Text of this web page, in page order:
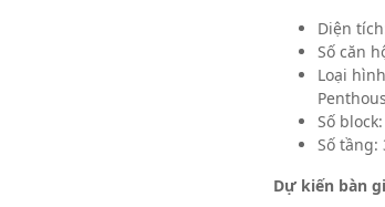
Diện
Số căn
Loại
Số
Số tầng:
Dự kiến bàn